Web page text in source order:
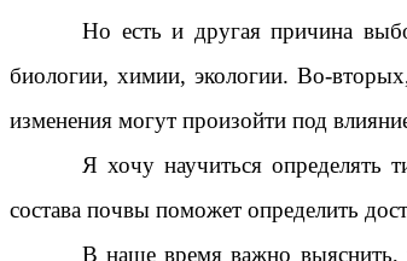
Но есть и другая причина
биологии, химии, экологии. Во-
изменения могут произойти под
Я хочу научиться определять
состава почвы поможет определить
В наше время важно выяснить,